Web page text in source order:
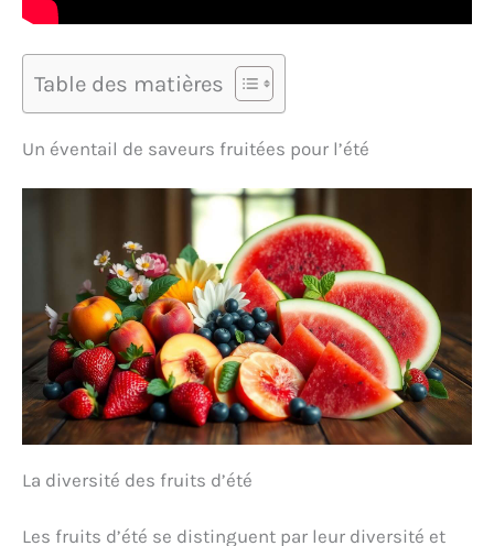
Table des matières
Un éventail de saveurs fruitées pour l’été
La diversité des fruits d’été
Les fruits d’été se distinguent par leur diversité et